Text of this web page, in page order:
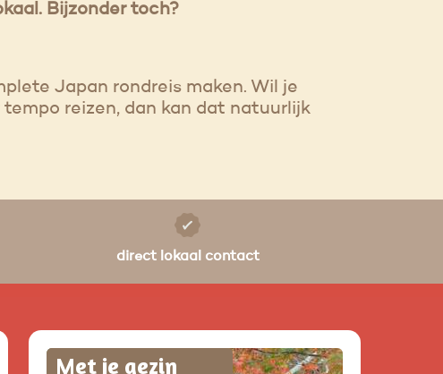
Bijzonder toch?
Japan rondreis maken. Wil je
reizen, dan kan dat natuurlijk
direct lokaal contact
Met je gezin